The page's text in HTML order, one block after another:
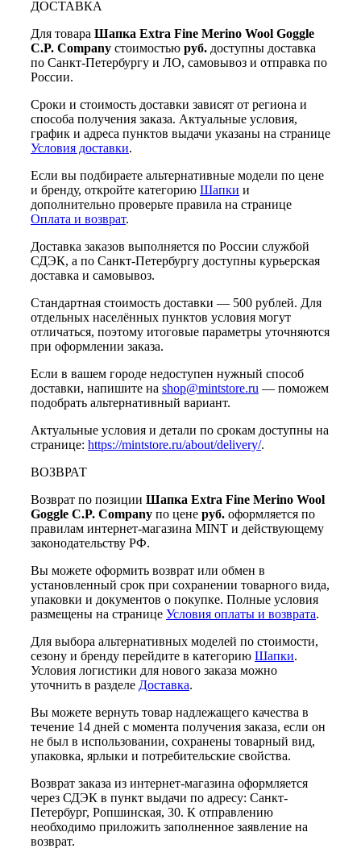
ДОСТАВКА
Для товара Шапка Extra Fine Merino Wool Goggle
C.P. Company стоимостью руб. доступны доставка
по Санкт-Петербургу и ЛО, самовывоз и отправка по
России.
Сроки и стоимость доставки зависят от региона и
способа получения заказа. Актуальные условия,
график и адреса пунктов выдачи указаны на странице
Условия доставки.
Если вы подбираете альтернативные модели по цене
и бренду, откройте категорию Шапки и
дополнительно проверьте правила на странице
Оплата и возврат.
Доставка заказов выполняется по России службой
СДЭК, а по Санкт-Петербургу доступны курьерская
доставка и самовывоз.
Стандартная стоимость доставки — 500 рублей. Для
отдельных населённых пунктов условия могут
отличаться, поэтому итоговые параметры уточняются
при оформлении заказа.
Если в вашем городе недоступен нужный способ
доставки, напишите на shop@mintstore.ru — поможем
подобрать альтернативный вариант.
Актуальные условия и детали по срокам доступны на
странице: https://mintstore.ru/about/delivery/.
ВОЗВРАТ
Возврат по позиции Шапка Extra Fine Merino Wool
Goggle C.P. Company по цене руб. оформляется по
правилам интернет-магазина MINT и действующему
законодательству РФ.
Вы можете оформить возврат или обмен в
установленный срок при сохранении товарного вида,
упаковки и документов о покупке. Полные условия
размещены на странице Условия оплаты и возврата.
Для выбора альтернативных моделей по стоимости,
сезону и бренду перейдите в категорию Шапки.
Условия логистики для нового заказа можно
уточнить в разделе Доставка.
Вы можете вернуть товар надлежащего качества в
течение 14 дней с момента получения заказа, если он
не был в использовании, сохранены товарный вид,
упаковка, ярлыки и потребительские свойства.
Возврат заказа из интернет-магазина оформляется
через СДЭК в пункт выдачи по адресу: Санкт-
Петербург, Ропшинская, 30. К отправлению
необходимо приложить заполненное заявление на
возврат.